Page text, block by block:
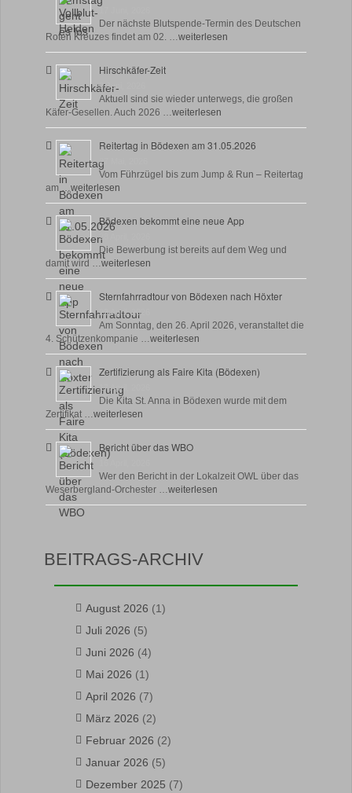
Der nächste Blutspende-Termin des Deutschen
Roten Kreuzes findet am 02. …weiterlesen
Hirschkäfer-Zeit
9 Juni, 2026
Aktuell sind sie wieder unterwegs, die großen
Käfer-Gesellen. Auch 2026 …weiterlesen
Reitertag in Bödexen am 31.05.2026
27 Mai, 2026
Vom Führzügel bis zum Jump & Run – Reitertag
am …weiterlesen
Bödexen bekommt eine neue App
28 April, 2026
Die Bewerbung ist bereits auf dem Weg und
damit wird …weiterlesen
Sternfahrradtour von Bödexen nach Höxter
23 April, 2026
Am Sonntag, den 26. April 2026, veranstaltet die
4. Schützenkompanie …weiterlesen
Zertifizierung als Faire Kita (Bödexen)
17 April, 2026
Die Kita St. Anna in Bödexen wurde mit dem
Zertifikat …weiterlesen
Bericht über das WBO
Wer den Bericht in der Lokalzeit OWL über das
Weserbergland-Orchester …weiterlesen
BEITRAGS-ARCHIV
August 2026 (1)
Juli 2026 (5)
Juni 2026 (4)
Mai 2026 (1)
April 2026 (7)
März 2026 (2)
Februar 2026 (2)
Januar 2026 (5)
Dezember 2025 (7)